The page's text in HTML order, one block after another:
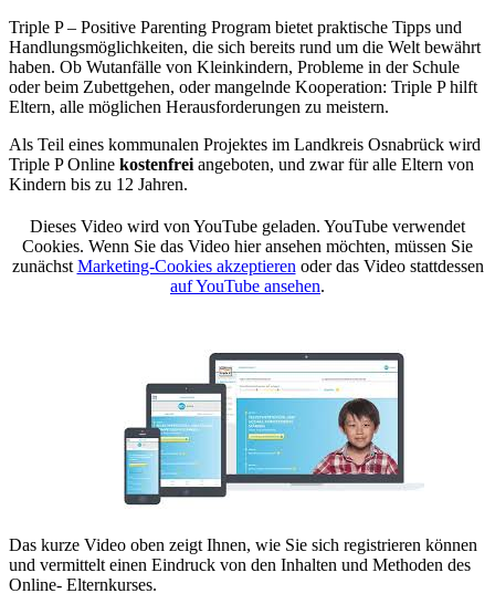
Triple P – Positive Parenting Program bietet praktische Tipps und
Handlungsmöglichkeiten, die sich bereits rund um die Welt bewährt
haben. Ob Wutanfälle von Kleinkindern, Probleme in der Schule
oder beim Zubettgehen, oder mangelnde Kooperation: Triple P hilft
Eltern, alle möglichen Herausforderungen zu meistern.
Als Teil eines kommunalen Projektes im Landkreis Osnabrück wird
Triple P Online kostenfrei angeboten, und zwar für alle Eltern von
Kindern bis zu 12 Jahren.
Dieses Video wird von YouTube geladen. YouTube verwendet
Cookies. Wenn Sie das Video hier ansehen möchten, müssen Sie
zunächst Marketing-Cookies akzeptieren oder das Video stattdessen
auf YouTube ansehen.
Das kurze Video oben zeigt Ihnen, wie Sie sich registrieren können
und vermittelt einen Eindruck von den Inhalten und Methoden des
Online- Elternkurses.